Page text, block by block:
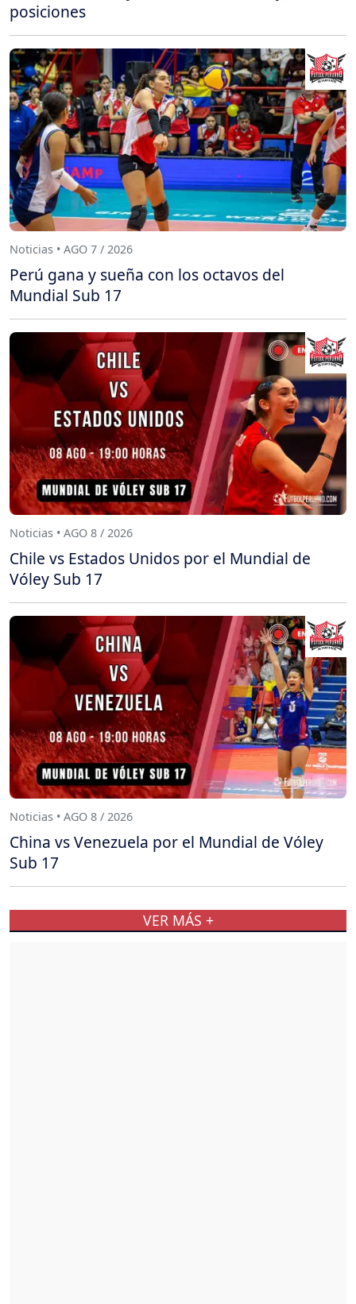
posiciones
Noticias • AGO 7 / 2026
Perú gana y sueña con los octavos del
Mundial Sub 17
Noticias • AGO 8 / 2026
Chile vs Estados Unidos por el Mundial de
Vóley Sub 17
Noticias • AGO 8 / 2026
China vs Venezuela por el Mundial de Vóley
Sub 17
VER MÁS +